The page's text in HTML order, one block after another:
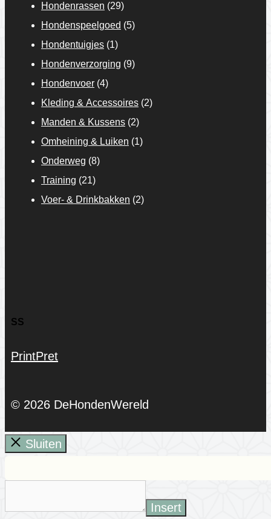
Hondenrassen (29)
Hondenspeelgoed (5)
Hondentuigjes (1)
Hondenverzorging (9)
Hondenvoer (4)
Kleding & Accessoires (2)
Manden & Kussens (2)
Omheining & Luiken (1)
Onderweg (8)
Training (21)
Voer- & Drinkbakken (2)
SS
PrintPret
© 2026 DeHondenWereld
Sluiten
Insert